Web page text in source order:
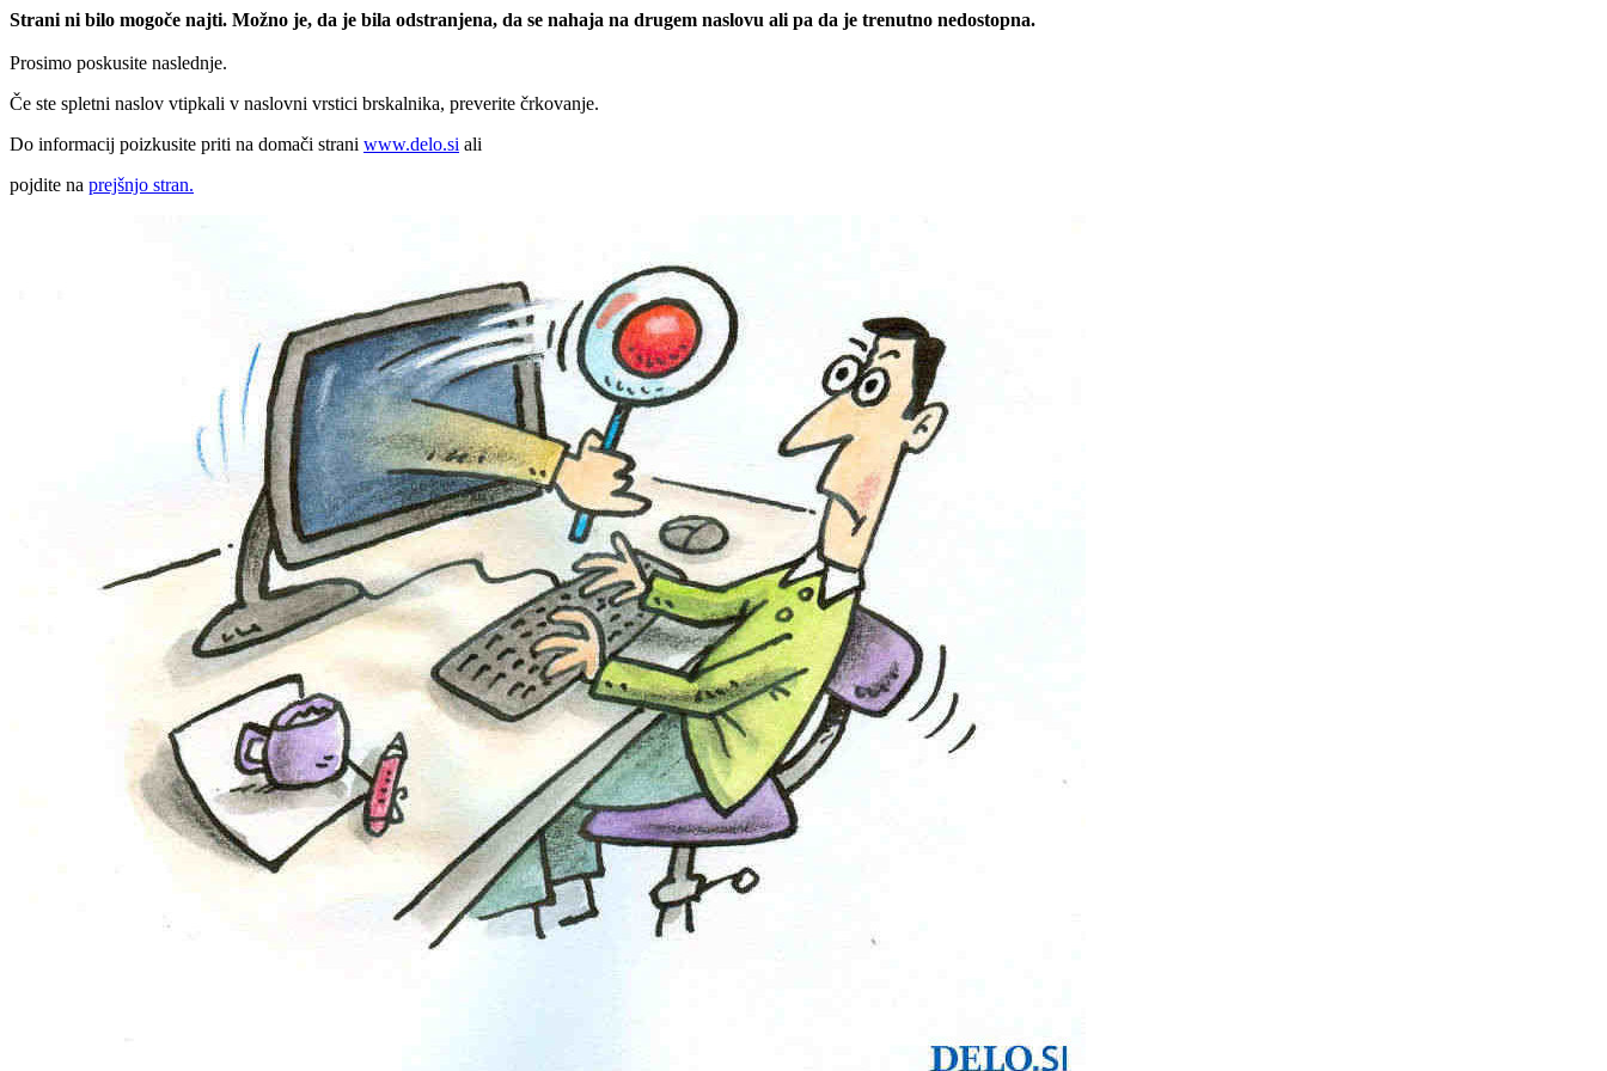
Strani ni bilo mogoče najti. Možno je, da je bila odstranjena, da se nahaja na drugem naslovu ali pa da je trenutno nedostopna.
Prosimo poskusite naslednje.
Če ste spletni naslov vtipkali v naslovni vrstici brskalnika, preverite črkovanje.
Do informacij poizkusite priti na domači strani www.delo.si ali
pojdite na prejšnjo stran.